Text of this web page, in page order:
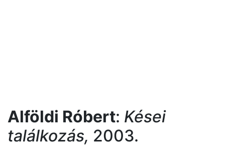
Alföldi Róbert: Kései
találkozás, 2003.